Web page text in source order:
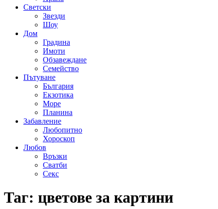
Светски
Звезди
Шоу
Дом
Градина
Имоти
Обзавеждане
Семейство
Пътуване
България
Екзотика
Море
Планина
Забавление
Любопитно
Хороскоп
Любов
Връзки
Сватби
Секс
Таг: цветове за картини